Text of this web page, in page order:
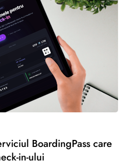
BoardingPass care
in-ului